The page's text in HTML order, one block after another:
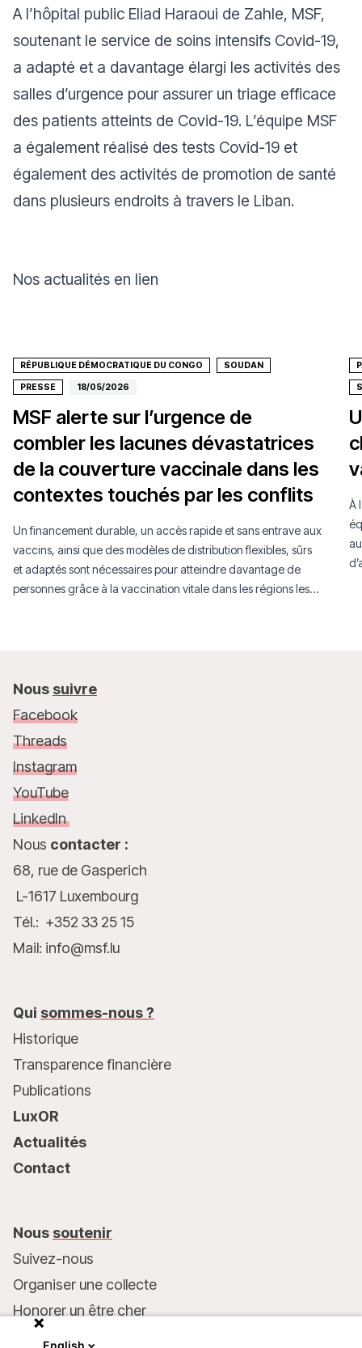
A l’hôpital public Eliad Haraoui de Zahle, MSF,
soutenant le service de soins intensifs Covid-19,
a adapté et a davantage élargi les activités des
salles d’urgence pour assurer un triage efficace
des patients atteints de Covid-19. L’équipe MSF
a également réalisé des tests Covid-19 et
également des activités de promotion de santé
dans plusieurs endroits à travers le Liban.
Nos actualités en lien
RÉPUBLIQUE DÉMOCRATIQUE DU CONGO SOUDAN
PRESSE 18/05/2026
MSF alerte sur l’urgence de
combler les lacunes dévastatrices
de la couverture vaccinale dans les
contextes touchés par les conflits
Un financement durable, un accès rapide et sans entrave aux
vaccins, ainsi que des modèles de distribution flexibles, sûrs
et adaptés sont nécessaires pour atteindre davantage de
personnes grâce à la vaccination vitale dans les régions les
À
Nous suivre
Facebook
Threads
Instagram
YouTube
LinkedIn
Nous contacter :
68, rue de Gasperich
L-1617 Luxembourg
Tél.: +352 33 25 15
Mail: info@msf.lu
Qui sommes-nous ?
Historique
Transparence financière
Publications
LuxOR
Actualités
Contact
Nous soutenir
Suivez-nous
Organiser une collecte
Honorer un être cher
English